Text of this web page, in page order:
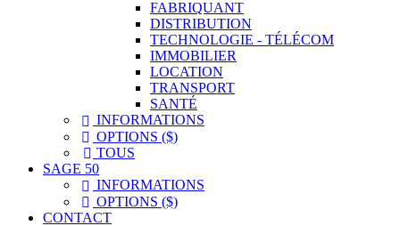
FABRIQUANT
DISTRIBUTION
TECHNOLOGIE - TÉLÉCOM
IMMOBILIER
LOCATION
TRANSPORT
SANTÉ
 INFORMATIONS
 OPTIONS ($)
 TOUS
SAGE 50
 INFORMATIONS
 OPTIONS ($)
CONTACT